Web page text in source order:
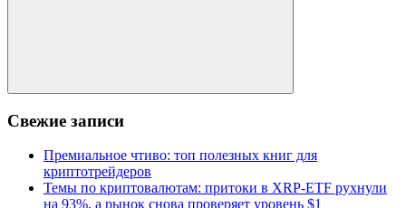
Поиск
Свежие записи
Премиальное чтиво: топ полезных книг для
криптотрейдеров
Темы по криптовалютам: притоки в XRP-ETF рухнули
на 93%, а рынок снова проверяет уровень $1